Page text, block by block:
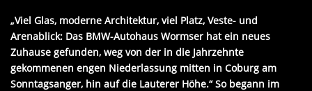
„Viel Glas, moderne Architektur, viel Platz, Veste- und
Arenablick: Das BMW-Autohaus Wormser hat ein neues
Zuhause gefunden, weg von der in die Jahrzehnte
gekommenen engen Niederlassung mitten in Coburg am
Sonntagsanger, hin auf die Lauterer Höhe.“ So begann im